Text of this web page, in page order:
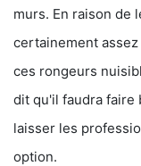
murs. En raison de
certainement
ces rongeurs
dit qu'il faudra faire
laisser les
option.